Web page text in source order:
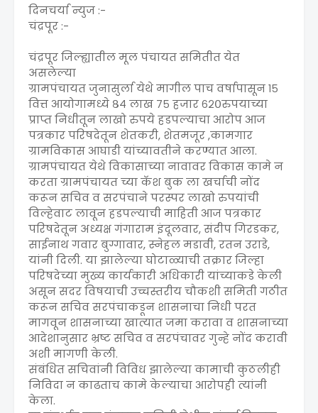
दिनचर्या न्युज :-
चंद्रपूर :-
चंद्रपूर जिल्ह्यातील मूल पंचायत समितीत येत
असलेल्या
ग्रामपंचायत जुनासुर्ला येथे मागील पाच वर्षापासून १५
वित्त आयोगामध्ये ८४ लाख ७५ हजार ६२०रुपयाच्या
प्राप्त निधीतून लाखो रुपये हडपल्याचा आरोप आज
पत्रकार परिषदेतून शेतकरी, शेतमजूर ,कामगार
ग्रामविकास आघाडी यांच्यावतीने करण्यात आला.
ग्रामपंचायत येथे विकासाच्या नावावर विकास कामे न
करता ग्रामपंचायत च्या कॅश बुक ला खर्चाची नोंद
करून सचिव व सरपंचाने परस्पर लाखो रुपयांची
विल्हेवाट लावून हडपल्याची माहिती आज पत्रकार
परिषदेतून अध्यक्ष गंगाराम इंदूलवार, संदीप गिरडकर,
साईनाथ गवार बुग्गावार, स्नेहल मडावी, रतन उराडे,
यांनी दिली. या झालेल्या घोटाळ्याची तक्रार जिल्हा
परिषदेच्या मुख्य कार्यकारी अधिकारी यांच्याकडे केली
असून सदर विषयाची उच्चस्तरीय चौकशी समिती गठीत
करून सचिव सरपंचाकडून शासनाचा निधी परत
मागवून शासनाच्या खात्यात जमा करावा व शासनाच्या
आदेशानुसार भ्रष्ट सचिव व सरपंचावर गुन्हे नोंद करावी
अशी मागणी केली.
संबंधित सचिवांनी विविध झालेल्या कामाची कुठलीही
निविदा न काढताच कामे केल्याचा आरोपही त्यांनी
केला.